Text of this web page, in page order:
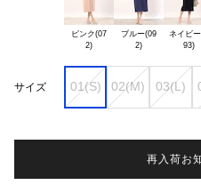
ピンク(07
ブルー(09
ネイビ
93)
サイズ 01(S) 02(M) 03(L)
再入荷お